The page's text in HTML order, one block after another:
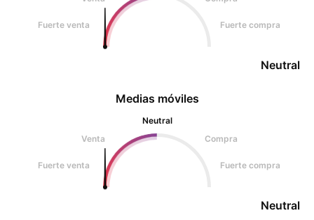
Fuerte venta Fuerte compra
Neutral
Medias móviles
Neutral
Venta
Compra
Fuerte venta Fuerte compra
Neutral